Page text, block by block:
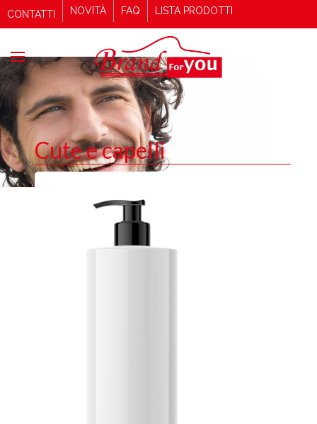
CONTATTI NOVITÀ FAQ LISTA PRODOTTI
Cute e capelli